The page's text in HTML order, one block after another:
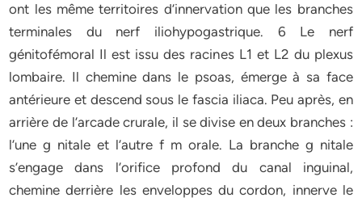
ont les même territoires d’innervation que les branches
terminales du nerf iliohypogastrique. 6 Le nerf
génitofémoral Il est issu des racines L1 et L2 du plexus
lombaire. Il chemine dans le psoas, émerge à sa face
antérieure et descend sous le fascia iliaca. Peu après, en
arrière de l’arcade crurale, il se divise en deux branches :
l’une g nitale et l’autre f m orale. La branche g nitale
s’engage dans l’orifice profond du canal inguinal,
chemine derrière les enveloppes du cordon, innerve le